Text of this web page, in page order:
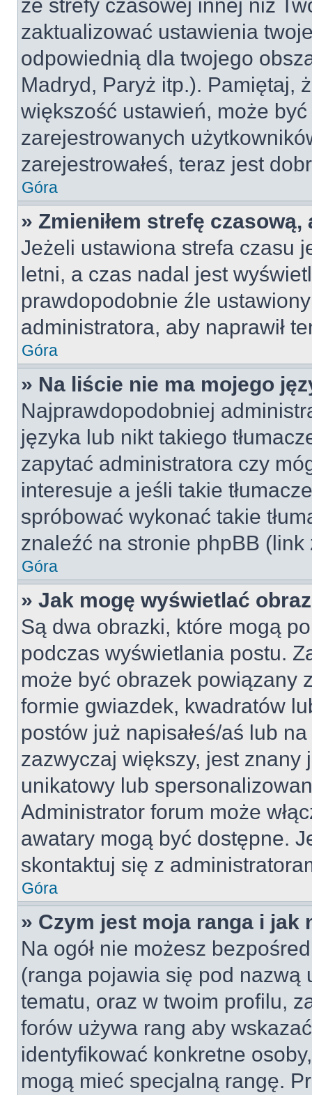
ze strefy czasowej innej niż
zaktualizować ustawienia
odpowiednią dla twojego
Madryd, Paryż itp.). Pamiętaj,
większość ustawień, może
zarejestrowanych
zarejestrowałeś, teraz jest
Góra
» Zmieniłem strefę
Jeżeli ustawiona strefa czasu
letni, a czas nadal jest
prawdopodobnie źle
administratora, aby naprawił
Góra
» Na liście nie ma mojego
Najprawdopodobniej
języka lub nikt takiego
zapytać administratora czy
interesuje a jeśli takie
spróbować wykonać takie
znaleźć na stronie phpBB
Góra
» Jak mogę wyświetlać
Są dwa obrazki, które mogą
podczas wyświetlania postu.
może być obrazek powiązany
formie gwiazdek, kwadratów
postów już napisałeś/aś lub
zazwyczaj większy, jest
unikatowy lub
Administrator forum może
awatary mogą być dostępne.
skontaktuj się z
Góra
» Czym jest moja ranga i jak
Na ogół nie możesz
(ranga pojawia się pod
tematu, oraz w twoim profilu,
forów używa rang aby
identyfikować konkretne
mogą mieć specjalną rangę.